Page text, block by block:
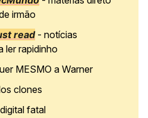
irmão
read- notícias
ler rapidinho
MESMO a Warner
clones
fatal